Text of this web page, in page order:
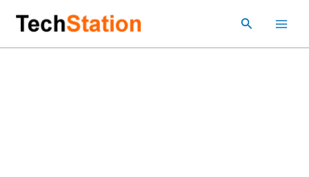
Search